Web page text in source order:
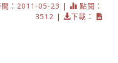
間：2011-05-23 |
點閱：
3512 |
下載：